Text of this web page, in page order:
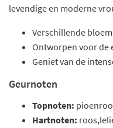
levendige en moderne
Verschillende
Ontworpen voor de
Geniet van de
Geurnoten
Topnoten:
Hartnoten: